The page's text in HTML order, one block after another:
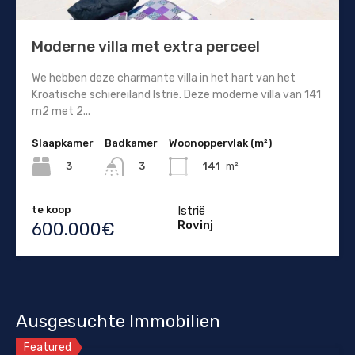
Moderne villa met extra perceel
We hebben deze charmante villa in het hart van het
Kroatische schiereiland Istrië. Deze moderne villa van 141
m2 met 2...
Slaapkamer
3
Badkamer
3
Woonoppervlak (m²)
141 m²
te koop
600.000€
Istrië
Rovinj
Ausgesuchte Immobilien
Featured